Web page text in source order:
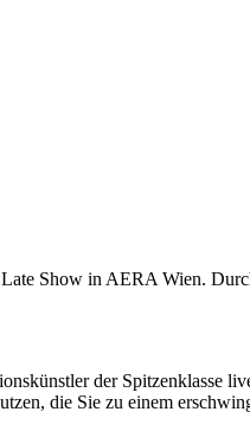
Show in AERA Wien.
der Spitzenklasse
die Sie zu einem